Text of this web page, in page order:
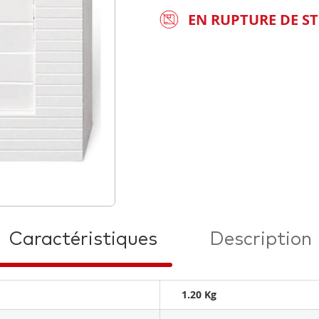
EN RUPTURE DE
Caractéristiques
1.20 Kg
Description